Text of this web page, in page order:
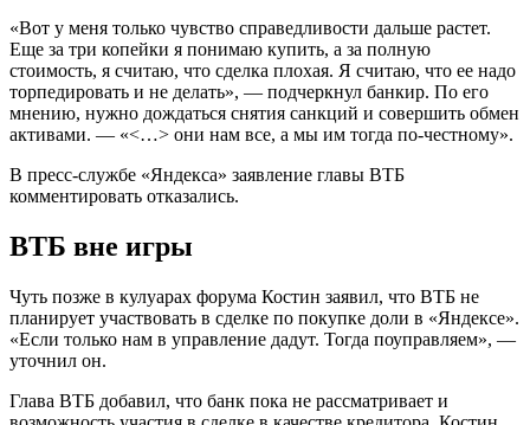
«Вот у меня только чувство справедливости дальше растет.
Еще за три копейки я понимаю купить, а за полную
стоимость, я считаю, что сделка плохая. Я считаю, что ее надо
торпедировать и не делать», — подчеркнул банкир. По его
мнению, нужно дождаться снятия санкций и совершить обмен
активами. — «<…> они нам все, а мы им тогда по-честному».
В пресс-службе «Яндекса» заявление главы ВТБ
комментировать отказались.
ВТБ вне игры
Чуть позже в кулуарах форума Костин заявил, что ВТБ не
планирует участвовать в сделке по покупке доли в «Яндексе».
«Если только нам в управление дадут. Тогда поуправляем», —
уточнил он.
Глава ВТБ добавил, что банк пока не рассматривает и